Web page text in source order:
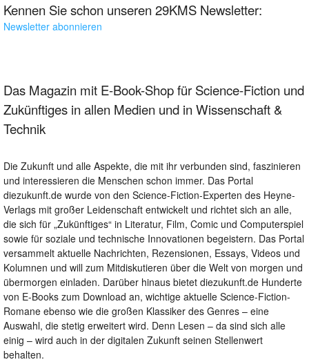
Kennen Sie schon unseren 29KMS Newsletter:
Newsletter abonnieren
Das Magazin mit E-Book-Shop für Science-Fiction und
Zukünftiges in allen Medien und in Wissenschaft &
Technik
Die Zukunft und alle Aspekte, die mit ihr verbunden sind, faszinieren
und interessieren die Menschen schon immer. Das Portal
diezukunft.de wurde von den Science-Fiction-Experten des Heyne-
Verlags mit großer Leidenschaft entwickelt und richtet sich an alle,
die sich für „Zukünftiges“ in Literatur, Film, Comic und Computerspiel
sowie für soziale und technische Innovationen begeistern. Das Portal
versammelt aktuelle Nachrichten, Rezensionen, Essays, Videos und
Kolumnen und will zum Mitdiskutieren über die Welt von morgen und
übermorgen einladen. Darüber hinaus bietet diezukunft.de Hunderte
von E-Books zum Download an, wichtige aktuelle Science-Fiction-
Romane ebenso wie die großen Klassiker des Genres – eine
Auswahl, die stetig erweitert wird. Denn Lesen – da sind sich alle
einig – wird auch in der digitalen Zukunft seinen Stellenwert
behalten.